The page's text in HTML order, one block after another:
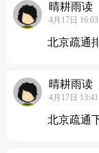
晴耕雨读
4月17日 16:03
北京疏通
晴耕雨读
4月17日 13:41
北京疏通